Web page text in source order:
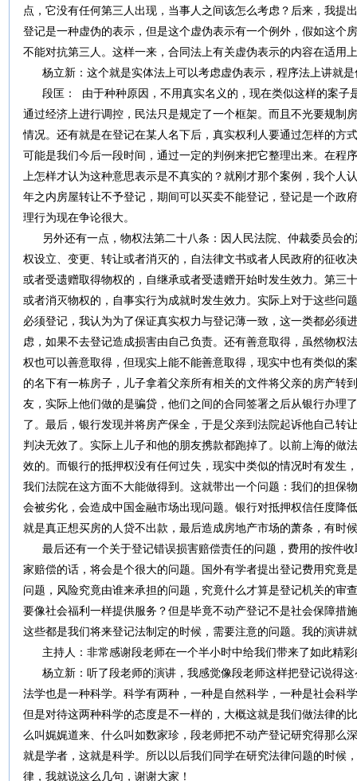
点，它没有任何第三人出现，当事人之间该怎么考虑？后来，我提
登记是一种虚伪的表示，但是这个虚伪表示有一个例外，假如这个
不能对抗第三人。这样一来，合同法上有关虚伪表示的内容在适用
杨立新：这个就是实体法上可以考虑虚伪表示，程序法上讲就是
段匡： 由于种种原因，不用真实名义的，现在类似这样的案子
通过经济上进行调控，民法只是规定了一个框架。而且不光要规制
情况。还有就是在登记在某人名下后，真实权利人要通过怎样的方
可能是我们今后一段时间，通过一定的判例来把它整理出来。在程
上怎样才认为这种意思表示是不真实的？就刚才那个案例，我个人
年之内房屋转让不予登记，期间可以买卖不能登记，登记是一个政
理行为现在争论很大。
另外还有一点，物权法第二十八条：因人民法院、仲裁委员会的
权设立、变更、转让或者消灭的，自法律文书或者人民政府的征收
或者受遗赠取得物权的，自继承或者受遗赠开始时发生效力。第三
或者消灭物权的，自事实行为成就时发生效力。实际上对于这些问
必须登记，我认为为了保证真实权力与登记薄一致，这一类都必须
虑，如果不去登记造成损害由自己负责。还有善意取得，虽然物权
权也可以善意取得，但现实上能不能善意取得，现实中也有类似的
的名下有一栋房子，儿子拿着父亲所有相关的文件将父亲的房产转
友，实际上他们做的是骗贷，他们之间的合同签署之后从银行办理
了。最后，银行发现并将房产保全，于是父亲到法院起诉他自己转
判决无效了。实际上儿子和他的朋友携款都跑掉了。以前上海的做
效的。而银行的抵押权没有任何过失，现实中类似的情况时有发生
我们法院在这方面不大能做得到。这就带出一个问题：我们的担保
会被劣化，会造成中国金融市场出现问题。银行对抵押权信任度降
就是真正想买房的人贷不出款，最后造成房地产市场的萧条，有时
最后还有一个关于登记错误损害赔偿责任的问题，费用的按件收
家赔偿的话，将会是个很大的问题。国外有学者提出登记费用究竟
问题，风险究竟由谁来承担的问题，究竟什么才算是登记机关的审
要像社会福利一样提供服务？但是毕竟不动产登记不是社会保障措
这些都是我们将来登记法制定的时候，需要注意的问题。我的演讲
主持人：非常感谢段老师在一个半小时中给我们带来了如此精彩
杨立新：听了段老师的演讲，我感觉像段老师这样把登记说得这
法学也是一种科学。科学有两种，一种是自然科学，一种是社会科
但是对待这两种科学的态度是不一样的，大概这就是我们做法律的
么叫娓娓道来、什么叫如数家珍，段老师把不动产登记研究得那么
就是学者，这就是科学。所以以后我们同学在研究法律问题的时候
律，我就说这么几句，谢谢大家！